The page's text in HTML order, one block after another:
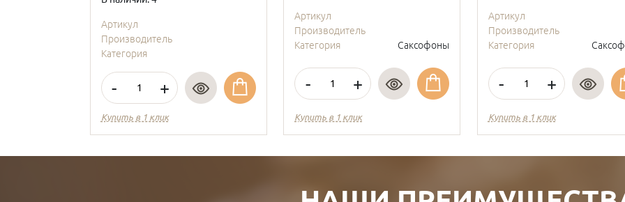
Артикул
Производитель
Категория
- +
Купить в 1 клик
Артикул
Производитель
Категория
Саксофоны
- +
Купить в 1 клик
Артикул
Производитель
Категория
- +
Купить в 1 клик